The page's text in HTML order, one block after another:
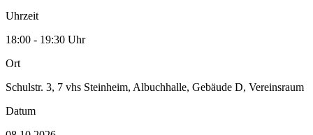
Uhrzeit
18:00 - 19:30 Uhr
Ort
Schulstr. 3, 7 vhs Steinheim, Albuchhalle, Gebäude D, Vereinsraum
Datum